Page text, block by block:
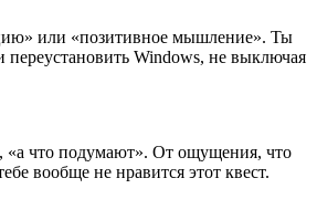
или «позитивное мышление». Ты
Windows, не выключая
«а что подумают». От ощущения, что
вообще не нравится этот квест.